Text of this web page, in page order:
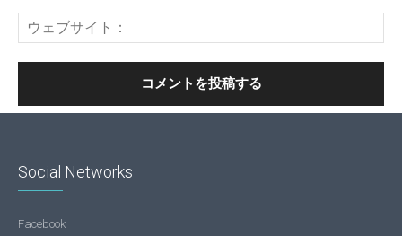
Social Networks
Facebook